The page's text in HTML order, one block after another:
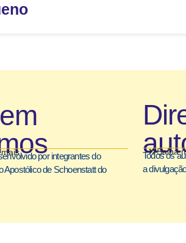
por integrantes do
Apostólico de Schoenstatt do
Saiba
Todos os
a